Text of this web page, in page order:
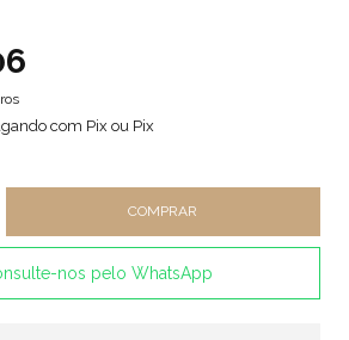
com Pix ou Pix
nos pelo WhatsApp